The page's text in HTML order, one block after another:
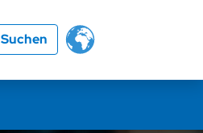
Suchen